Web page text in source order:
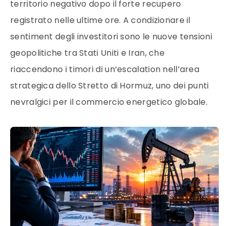
territorio negativo dopo il forte recupero
registrato nelle ultime ore. A condizionare il
sentiment degli investitori sono le nuove tensioni
geopolitiche tra Stati Uniti e Iran, che
riaccendono i timori di un’escalation nell’area
strategica dello Stretto di Hormuz, uno dei punti
nevralgici per il commercio energetico globale.